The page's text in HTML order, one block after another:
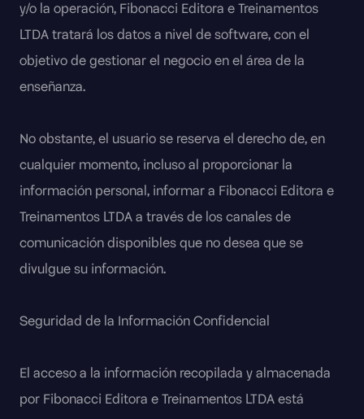
y/o la operación, Fibonacci Editora e Treinamentos
LTDA tratará los datos a nivel de software, con el
objetivo de gestionar el negocio en el área de la
enseñanza.
No obstante, el usuario se reserva el derecho de, en
cualquier momento, incluso al proporcionar la
información personal, informar a Fibonacci Editora e
Treinamentos LTDA a través de los canales de
comunicación disponibles que no desea que se
divulgue su información.
Seguridad de la Información Confidencial
El acceso a la información recopilada y almacenada
por Fibonacci Editora e Treinamentos LTDA está